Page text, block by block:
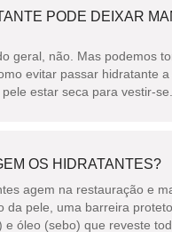
PODE DEIXAR
geral, não. Mas podemos
evitar passar hidratante
estar seca para vestir-se.
OS HIDRATANTES?
agem na restauração e
da pele, uma barreira
e óleo (sebo) que reveste